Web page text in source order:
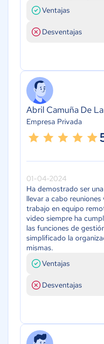
Ventajas
Desventajas
Abril Camuña De
Empresa Privada
01-04-2024
Ha demostrado ser
llevar a cabo
trabajo en equipo
video siempre ha
las funciones de
simplificado la
mismas.
Ventajas
Desventajas